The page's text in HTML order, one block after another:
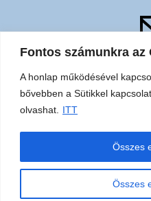
Fontos számunkra az
A honlap működésével
bővebben a Sütikkel
olvashat.
ITT
Összes
Összes
Akadálymentesítési
adatok
© 2026 Ceglédi Toldy